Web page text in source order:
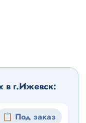
в г.Ижевск:
📋 Под заказ